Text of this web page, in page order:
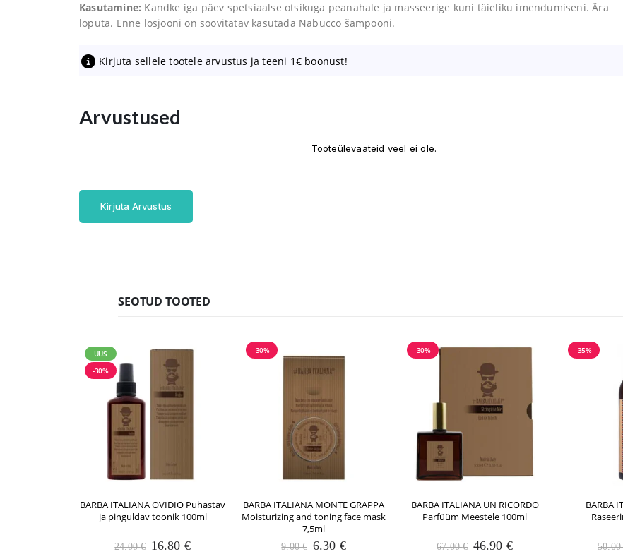
Kasutamine: Kandke iga päev spetsiaalse otsikuga peanahale ja masseerige kuni täieliku imendumiseni. Ära
loputa. Enne losjooni on soovitatav kasutada Nabucco šampooni.
Kirjuta sellele tootele arvustus ja teeni 1€ boonust!
Arvustused
Tooteülevaateid veel ei ole.
Kirjuta Arvustus
SEOTUD TOOTED
UUS
-30%
BARBA ITALIANA OVIDIO Puhastav
ja pinguldav toonik 100ml
24.00€ Algne
16.80 €Praegune
-30%
BARBA ITALIANA MONTE GRAPPA
Moisturizing and toning face mask
7,5ml
9.00€ Algne
6.30 €Praegune
-30%
BARBA ITALIANA UN RICORDO
Parfüüm Meestele 100ml
67.00€ Algne
46.90 €Praegune
-35%
BARBA
50.00